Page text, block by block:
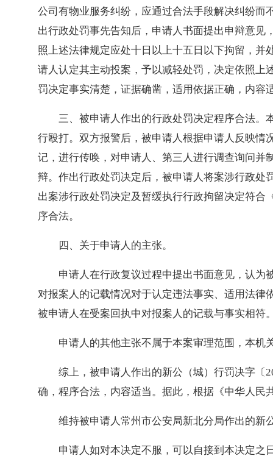
公司有物业服务纠纷，应通过合法手段解决纠纷
出行政处罚事先告知后，申请人书面提出申辩意
照上述法律规定应处十日以上十五日以下拘留，
请人认定其主动投案，予以减轻处罚，决定依照
罚决定事实清楚，证据确凿，适用依据正确，内容
三、被申请人作出的行政处罚决定程序合法。
行殴打。双方报警后，被申请人根据申请人反映
记，进行传唤，对申请人、第三人进行调查询问
辩。作出行政处罚决定后，被申请人将案涉行政
出案涉行政处罚决定及暂缓执行行政拘留决定符
序合法。
四、关于申请人的主张。
申请人在行政复议过程中提出书面意见，认为
对报案人的记载情况对于认定违法事实、适用法
被申请人在受案回执中对报案人的记载与事实相
申请人的其他主张不属于本案审理范围，本机
综上，被申请人作出的新公（城）行罚决字〔
确，程序合法，内容适当。据此，根据《中华人
维持被申请人常州市公安局新北分局作出的新
申请人如对本决定不服，可以自接到本决定之